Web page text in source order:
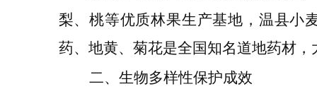
梨、桃等优质林果生产基地，温县小
药、地黄、菊花是全国知名道地药材，
二、生物多样性保护成效